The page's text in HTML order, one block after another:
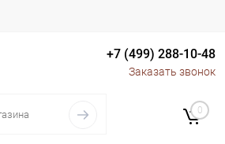
+7 (499) 288-10-48
Заказать звонок
0